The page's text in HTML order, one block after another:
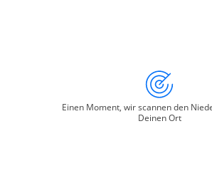
Einen Moment, wir scannen den
Deinen Ort